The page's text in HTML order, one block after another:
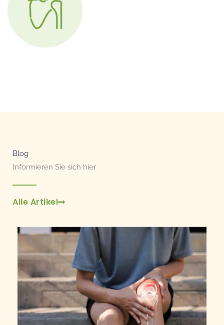
Blog
Informieren Sie sich hier
Alle Artikel